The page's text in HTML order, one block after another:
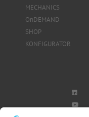
MECHANICS
OnDEMAND
SHOP
KONFIGURATOR